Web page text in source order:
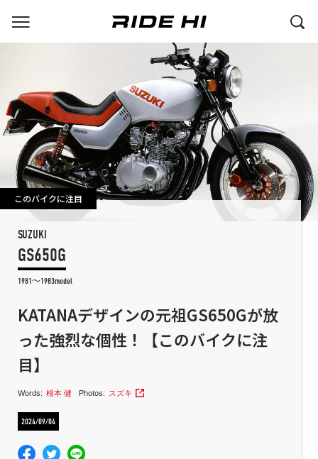
このバイクに注目
SUZUKI
GS650G
1981～1983model
KATANAデザインの元祖GS650Gが放
った強烈な個性！【このバイクに注
目】
Words: 根本 健 Photos: スズキ
2024/09/04